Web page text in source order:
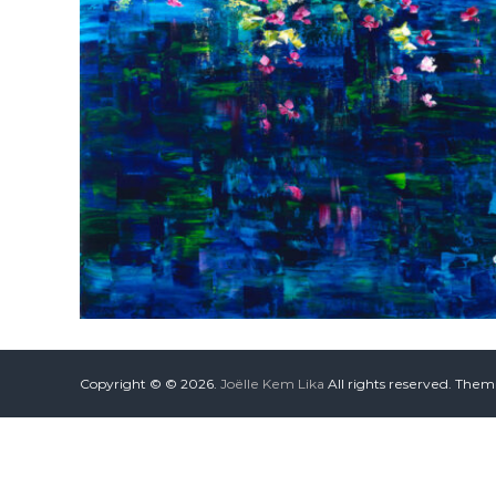
Copyright © © 2026. Joëlle Kem Lika All rights reserved.